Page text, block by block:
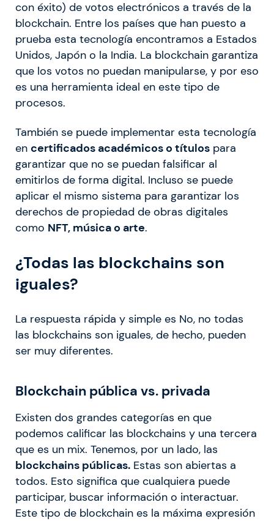
con éxito) de votos electrónicos a través de la
blockchain. Entre los países que han puesto a
prueba esta tecnología encontramos a Estados
Unidos, Japón o la India. La blockchain garantiza
que los votos no puedan manipularse, y por eso
es una herramienta ideal en este tipo de
procesos.
También se puede implementar esta tecnología
en certificados académicos o títulos para
garantizar que no se puedan falsificar al
emitirlos de forma digital. Incluso se puede
aplicar el mismo sistema para garantizar los
derechos de propiedad de obras digitales
como NFT, música o arte.
¿Todas las blockchains son
iguales?
La respuesta rápida y simple es No, no todas
las blockchains son iguales, de hecho, pueden
ser muy diferentes.
Blockchain pública vs. privada
Existen dos grandes categorías en que
podemos calificar las blockchains y una tercera
que es un mix. Tenemos, por un lado, las
blockchains públicas. Estas son abiertas a
todos. Esto significa que cualquiera puede
participar, buscar información o interactuar.
Este tipo de blockchain es la máxima expresión